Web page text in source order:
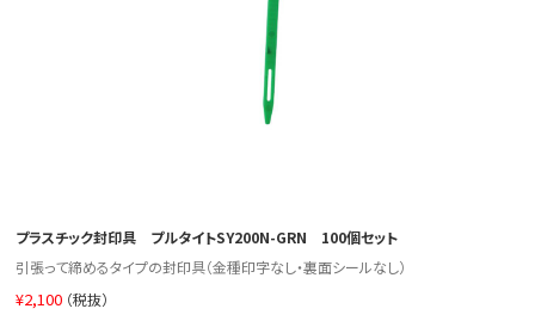
プラスチック封印具 プルタイトSY200N-GRN 100個セット
引張って締めるタイプの封印具（金種印字なし・裏面シールなし）
¥2,100 （税抜）